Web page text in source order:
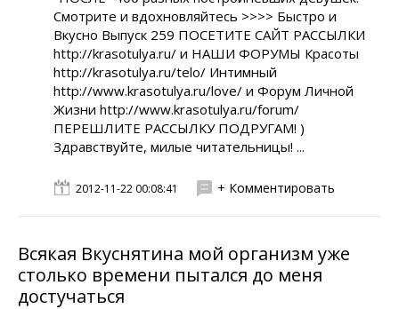
Смотрите и вдохновляйтесь >>>> Быстро и
Вкусно Выпуск 259 ПОСЕТИТЕ САЙТ РАССЫЛКИ
http://krasotulya.ru/ и НАШИ ФОРУМЫ Красоты
http://krasotulya.ru/telo/ Интимный
http://www.krasotulya.ru/love/ и Форум Личной
Жизни http://www.krasotulya.ru/forum/
ПЕРЕШЛИТЕ РАССЫЛКУ ПОДРУГАМ! )
Здравствуйте, милые читательницы! ...
2012-11-22 00:08:41 + Комментировать
Всякая Вкуснятина мой организм уже
столько времени пытался до меня
достучаться